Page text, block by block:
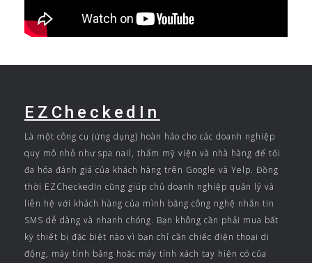
EZCheckedIn
Là một công cụ (ứng dụng) hoàn hảo cho các doanh nghiệp
quy mô nhỏ như spa nail, thẩm mỹ viện và nhà hàng để tối
đa hóa đánh giá của khách hàng trên Google và Yelp. Đồng
thời EZCheckedIn cũng giúp chủ doanh nghiệp quản lý và
liên hệ với khách hàng của mình bằng công nghệ nhắn tin
SMS dễ dàng và nhanh chóng. Bạn không cần phải mua bất
kỳ thiết bị đặc biệt nào vì bạn chỉ cần chiếc điện thoại di
động, máy tính bảng hoặc máy tính xách tay hiện có của